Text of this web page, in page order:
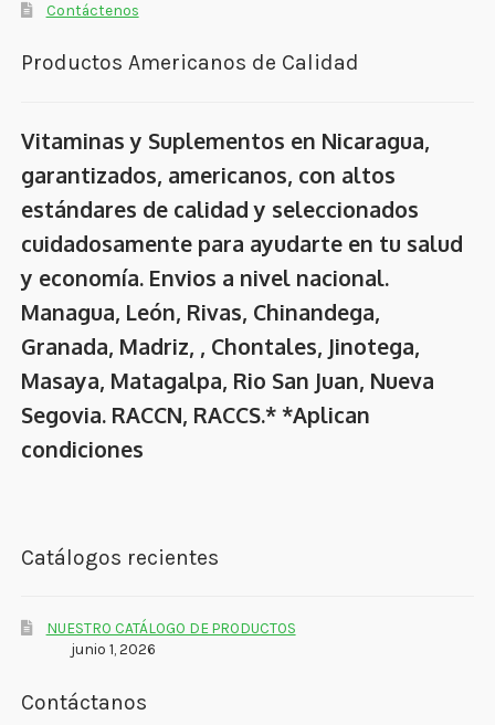
Contáctenos
Productos Americanos de Calidad
Vitaminas y Suplementos en Nicaragua,
garantizados, americanos, con altos
estándares de calidad y seleccionados
cuidadosamente para ayudarte en tu salud
y economía. Envios a nivel nacional.
Managua, León, Rivas, Chinandega,
Granada, Madriz, , Chontales, Jinotega,
Masaya, Matagalpa, Rio San Juan, Nueva
Segovia. RACCN, RACCS.* *Aplican
condiciones
Catálogos recientes
NUESTRO CATÁLOGO DE PRODUCTOS
junio 1, 2026
Contáctanos